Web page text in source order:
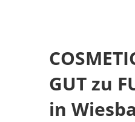
GUT zu
in